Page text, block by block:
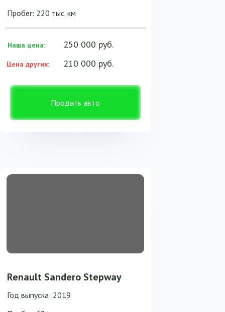
Пробег: 220 тыс. км
Наша цена:
Цена других:
250 000 руб.
210 000 руб.
Продать авто
Renault Sandero Stepway
Год выпуска: 2019